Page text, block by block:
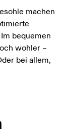
machen
bequemen
wohler –
bei allem,